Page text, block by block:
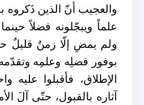
والعجيب أنّ الذين ذَكروه
علماً ويبجّلونه فضلاً
ولم يمضِ إلّا زمنٌ قليلٌ
بوفور فضلِه وعلمِه
الإطلاق، فأقبلوا عليه
آثاره بالقبول، حتّى آلَ